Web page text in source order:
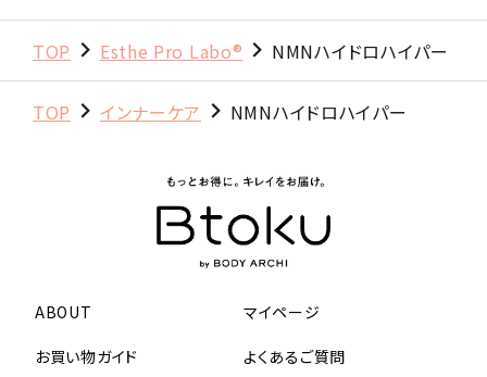
TOP Esthe Pro Labo® NMNハイドロハイパー
TOP インナーケア NMNハイドロハイパー
ABOUT マイページ
お買い物ガイド よくあるご質問